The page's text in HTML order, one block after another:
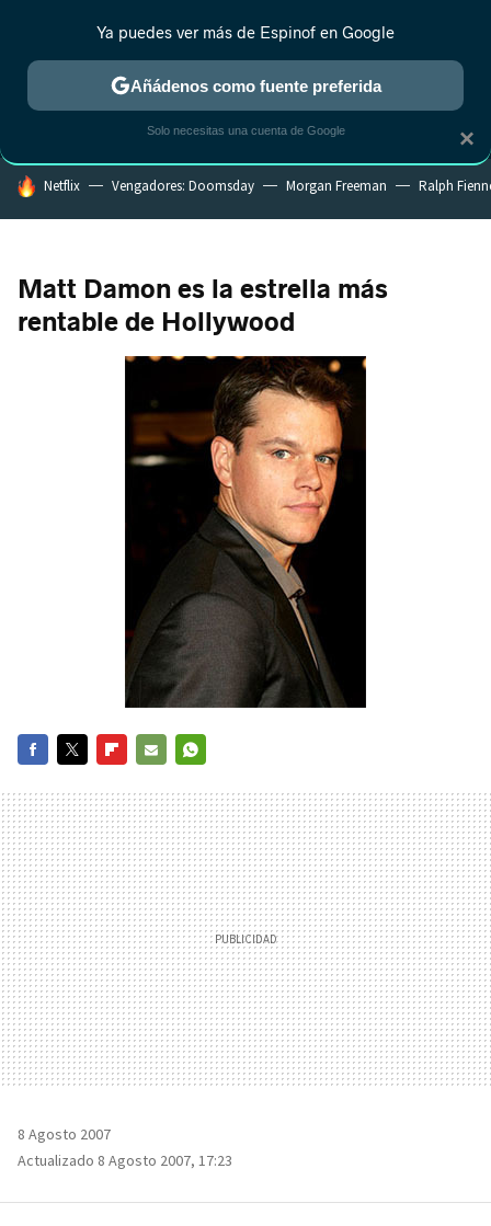
MENÚ NUEVO
ESTRENOS REALITY ANIME RANKINGS CINE
HOY SE HABLA DE
Netflix Vengadores: Doomsday Morgan Freeman Ralph
Matt Damon es la estrella más
rentable de Hollywood
MAIL
8 Agosto 2007
Actualizado 8 Agosto 2007, 17:23
×
Ya puedes ver más de Espinof en Google
Añádenos como fuente preferida
Solo necesitas una cuenta de Google